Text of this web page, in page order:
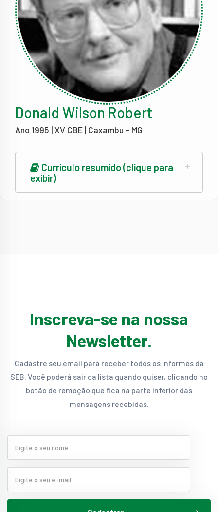
Donald Wilson Robert
Ano 1995 | XV CBE | Caxambu - MG
Currículo resumido (clique para
exibir)
Inscreva-se na nossa
Newsletter.
Cadastre seu email para receber todos os informes da
SEB. Você poderá sair da lista quando quiser, clicando no
botão de remoção que fica na parte inferior das
mensagens recebidas.